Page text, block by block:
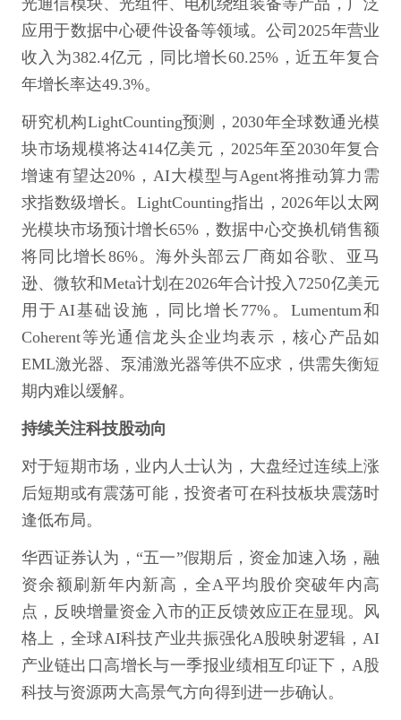
光通信模块、光组件、电机绕组装备等产品，广泛
应用于数据中心硬件设备等领域。公司2025年营业
收入为382.4亿元，同比增长60.25%，近五年复合
年增长率达49.3%。
研究机构LightCounting预测，2030年全球数通光模
块市场规模将达414亿美元，2025年至2030年复合
增速有望达20%，AI大模型与Agent将推动算力需
求指数级增长。LightCounting指出，2026年以太网
光模块市场预计增长65%，数据中心交换机销售额
将同比增长86%。海外头部云厂商如谷歌、亚马
逊、微软和Meta计划在2026年合计投入7250亿美元
用于AI基础设施，同比增长77%。Lumentum和
Coherent等光通信龙头企业均表示，核心产品如
EML激光器、泵浦激光器等供不应求，供需失衡短
期内难以缓解。
持续关注科技股动向
对于短期市场，业内人士认为，大盘经过连续上涨
后短期或有震荡可能，投资者可在科技板块震荡时
逢低布局。
华西证券认为，“五一”假期后，资金加速入场，融
资余额刷新年内新高，全A平均股价突破年内高
点，反映增量资金入市的正反馈效应正在显现。风
格上，全球AI科技产业共振强化A股映射逻辑，AI
产业链出口高增长与一季报业绩相互印证下，A股
科技与资源两大高景气方向得到进一步确认。